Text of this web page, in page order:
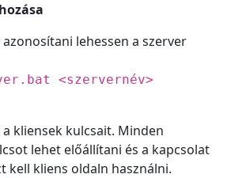
lehessen a szerver
<szervernév>
kliensek kulcsait. Minden
lehet előállítani és a kapcsolat
kell kliens oldaln használni.